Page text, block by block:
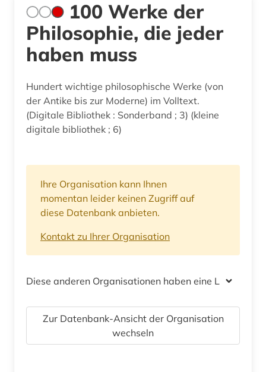
100 Werke der
Philosophie, die jeder
haben muss
Hundert wichtige philosophische Werke (von
der Antike bis zur Moderne) im Volltext.
(Digitale Bibliothek : Sonderband ; 3) (kleine
digitale bibliothek ; 6)
Ihre Organisation kann Ihnen
momentan leider keinen Zugriff auf
diese Datenbank anbieten.
Kontakt zu Ihrer Organisation
Diese anderen Organisationen haben eine Lizenz
Zur Datenbank-Ansicht der Organisation
wechseln